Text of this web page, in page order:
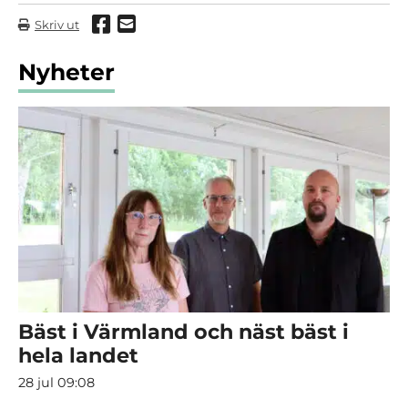
Skriv ut Dela via Facebook
Dela via mail
Nyheter
Bäst i Värmland och näst bäst i
hela landet
28 jul 09:08